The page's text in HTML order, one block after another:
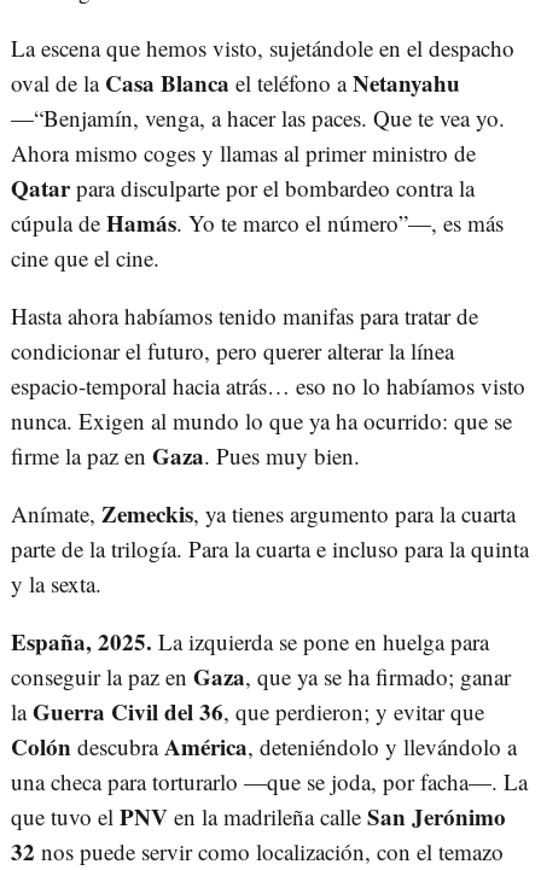
La escena que hemos visto, sujetándole en el despacho
oval de la Casa Blanca el teléfono aNetanyahu
—“Benjamín, venga, a hacer las paces. Que te vea yo.
Ahora mismo coges y llamas al primer ministro de
Qatarpara disculparte por el bombardeo contra la
cúpula de Hamás. Yo te marco el número”—, es más
cine que el cine.
Hasta ahora habíamos tenido manifas para tratar de
condicionar el futuro, pero querer alterar la línea
espacio-temporal hacia atrás… eso no lo habíamos visto
nunca. Exigen al mundo lo que ya ha ocurrido: que se
firme la paz en Gaza. Pues muy bien.
Anímate, Zemeckis, ya tienes argumento para la cuarta
parte de la trilogía. Para la cuarta e incluso para la quinta
y la sexta.
España, 2025. La izquierda se pone en huelga para
conseguir la paz en Gaza, que ya se ha firmado; ganar
laGuerra Civil del 36, que perdieron; y evitar que
Colón descubraAmérica, deteniéndolo y llevándolo a
una checa para torturarlo —que se joda, por facha—. La
que tuvo el PNV en la madrileña calle San Jerónimo
32 nos puede servir como localización, con el temazo